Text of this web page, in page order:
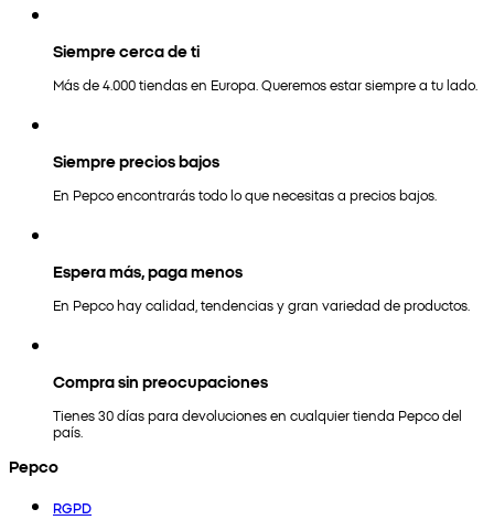
Siempre cerca de ti
Más de 4.000 tiendas en Europa. Queremos estar siempre a tu lado.
Siempre precios bajos
En Pepco encontrarás todo lo que necesitas a precios bajos.
Espera más, paga menos
En Pepco hay calidad, tendencias y gran variedad de productos.
Compra sin preocupaciones
Tienes 30 días para devoluciones en cualquier tienda Pepco del
país.
Pepco
RGPD